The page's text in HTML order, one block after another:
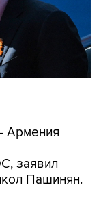
Армения
заявил
Пашинян.